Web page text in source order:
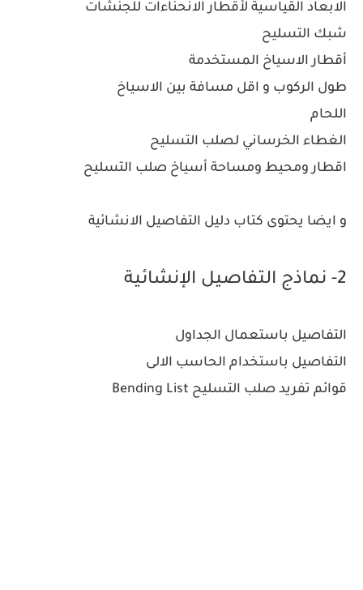
الابعاد القياسية لأقطار الانحناءات للجنشات
شبك التسليح
أقطار الاسياخ المستخدمة
طول الركوب و اقل مسافة بين الاسياخ
اللحام
الغطاء الخرساني لصلب التسليح
اقطار ومحيط ومساحة أسياخ صلب التسليح
و ايضا يحتوى كتاب دليل التفاصيل الانشائية
2- نماذج التفاصيل الإنشائية
التفاصيل باستعمال الجداول
التفاصيل باستخدام الحاسب الالى
قوائم تفريد صلب التسليح Bending List